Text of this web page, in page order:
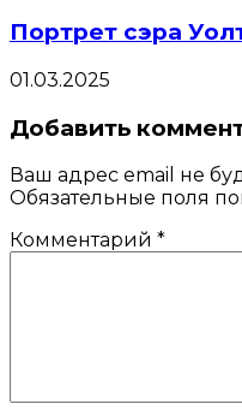
Портрет сэра
01.03.2025
Добавить
Ваш адрес email не
Обязательные поля
Комментарий *